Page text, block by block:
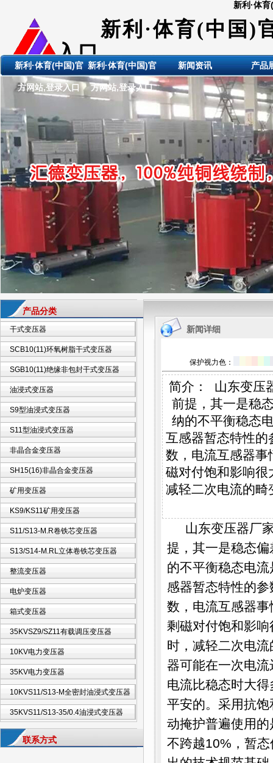
新利·体
新利·体育(中国)
入口
ShanDong HuiDE
新利·体育(中国)官
方网站,登录入口
新利·体育(中国)官
方网站,登录入口
新闻资讯 产品
产品分类
干式变压器
SCB10(11)环氧树脂干式变压器
SGB10(11)绝缘非包封干式变压器
油浸式变压器
S9型油浸式变压器
S11型油浸式变压器
非晶合金变压器
SH15(16)非晶合金变压器
矿用变压器
KS9/KS11矿用变压器
S11/S13-M.R卷铁芯变压器
S13/S14-M.RL立体卷铁芯变压器
整流变压器
电炉变压器
箱式变压器
35KVSZ9/SZ11有载调压变压器
10KV电力变压器
35KV电力变压器
10KVS11/S13-M全密封油浸式变压器
35KVS11/S13-35/0.4油浸式变压器
联系方式
新闻详细
保护视力色：
简介： 山东变压
前提，其一是稳
纳的不平衡稳态
互感器暂态特性的
数，电流互感器事
磁对付饱和影响很
减轻二次电流的畸
山东变压器厂
提，其一是稳态
的不平衡稳态电
感器暂态特性的
数，电流互感器
剩磁对付饱和影
时，减轻二次电
器可能在一次电
电流比稳态时大
平安的。采用抗
动掩护普遍使用
不跨越10%，暂